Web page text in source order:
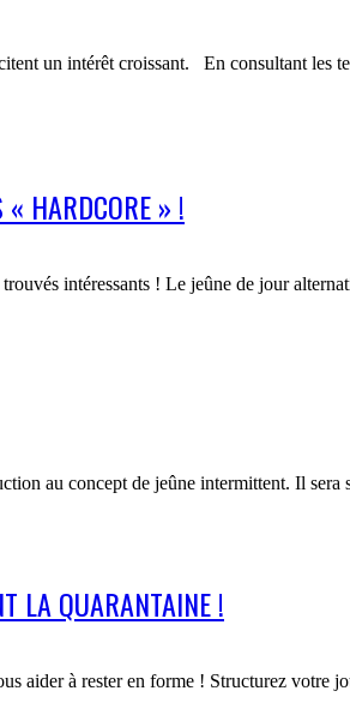
un intérêt croissant. En consultant les
« HARDCORE » !
intéressants ! Le jeûne de jour
au concept de jeûne intermittent. Il
LA QUARANTAINE !
aider à rester en forme ! Structurez